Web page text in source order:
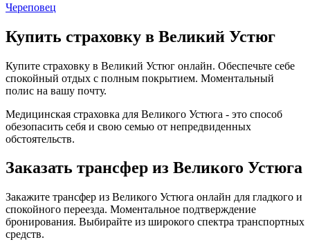
Череповец
Купить страховку в Великий Устюг
Купите страховку в Великий Устюг онлайн. Обеспечьте себе
спокойный отдых с полным покрытием. Моментальный
полис на вашу почту.
Медицинская страховка для Великого Устюга - это способ
обезопасить себя и свою семью от непредвиденных
обстоятельств.
Заказать трансфер из Великого Устюга
Закажите трансфер из Великого Устюга онлайн для гладкого и
спокойного переезда. Моментальное подтверждение
бронирования. Выбирайте из широкого спектра транспортных
средств.